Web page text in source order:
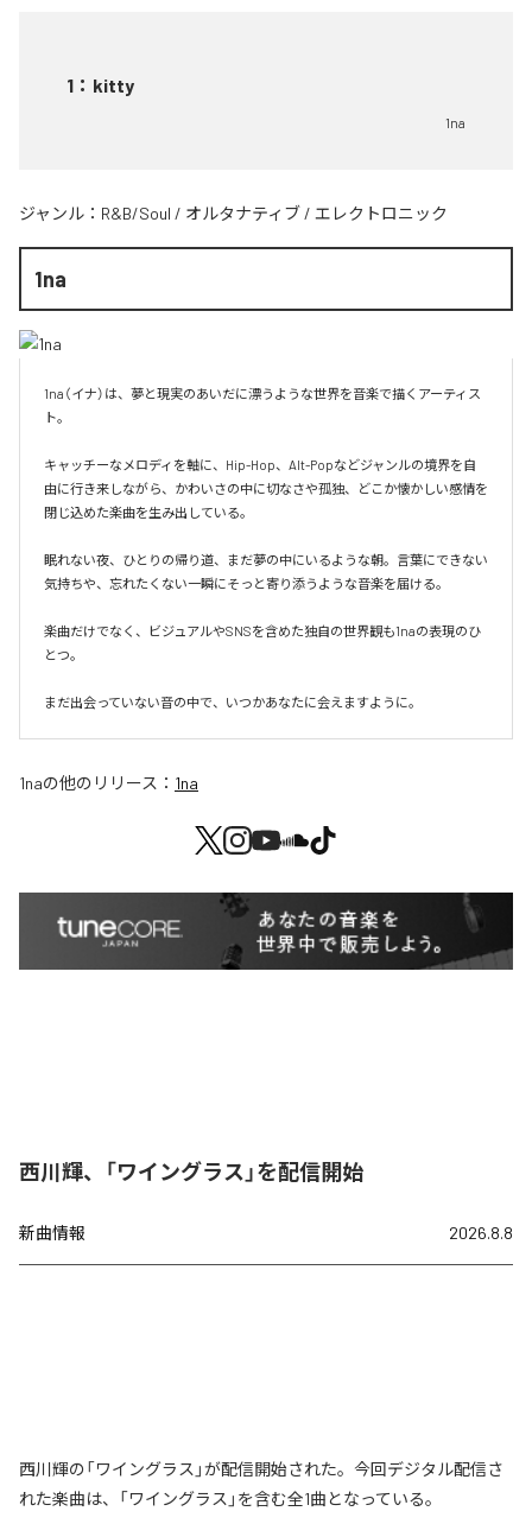
1 ： kitty
1na
ジャンル： R&B/Soul / オルタナティブ / エレクトロニック
1na
1na（イナ）は、夢と現実のあいだに漂うような世界を音楽で描くアーティス
ト。
キャッチーなメロディを軸に、Hip-Hop、Alt-Popなどジャンルの境界を自
由に行き来しながら、かわいさの中に切なさや孤独、どこか懐かしい感情を
閉じ込めた楽曲を生み出している。
眠れない夜、ひとりの帰り道、まだ夢の中にいるような朝。言葉にできない
気持ちや、忘れたくない一瞬にそっと寄り添うような音楽を届ける。
楽曲だけでなく、ビジュアルやSNSを含めた独自の世界観も1naの表現のひ
とつ。
まだ出会っていない音の中で、いつかあなたに会えますように。
1naの他のリリース： 1na
西川輝、「ワイングラス」を配信開始
新曲情報 2026.8.8
西川輝の「ワイングラス」が配信開始された。今回デジタル配信さ
れた楽曲は、「ワイングラス」を含む全1曲となっている。